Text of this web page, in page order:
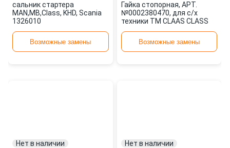
сальник стартера
MAN,MB,Class, KHD, Scania
1326010
Возможные замены
Гайка стопорная, АРТ.
№0002380470, для с/х
техники TM CLAAS CLASS
Возможные замены
Нет в наличии Нет в наличии